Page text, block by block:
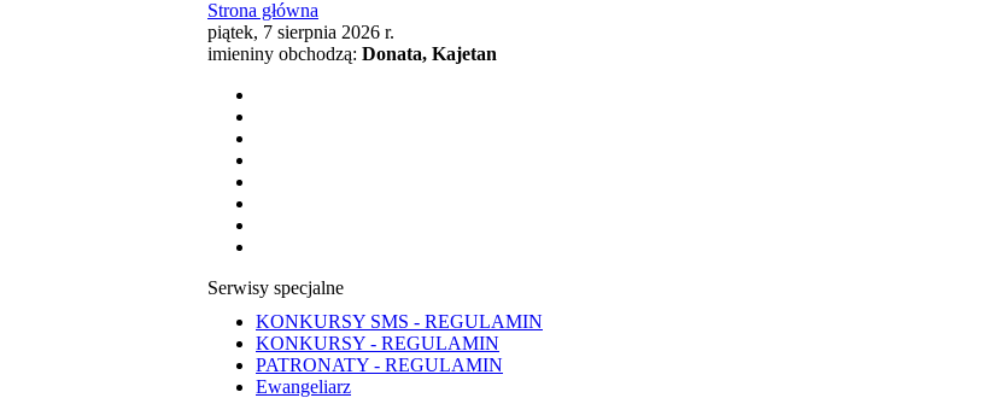
Strona główna
piątek, 7 sierpnia 2026 r.
imieniny obchodzą: Donata, Kajetan
Serwisy specjalne
KONKURSY SMS - REGULAMIN
KONKURSY - REGULAMIN
PATRONATY - REGULAMIN
Ewangeliarz